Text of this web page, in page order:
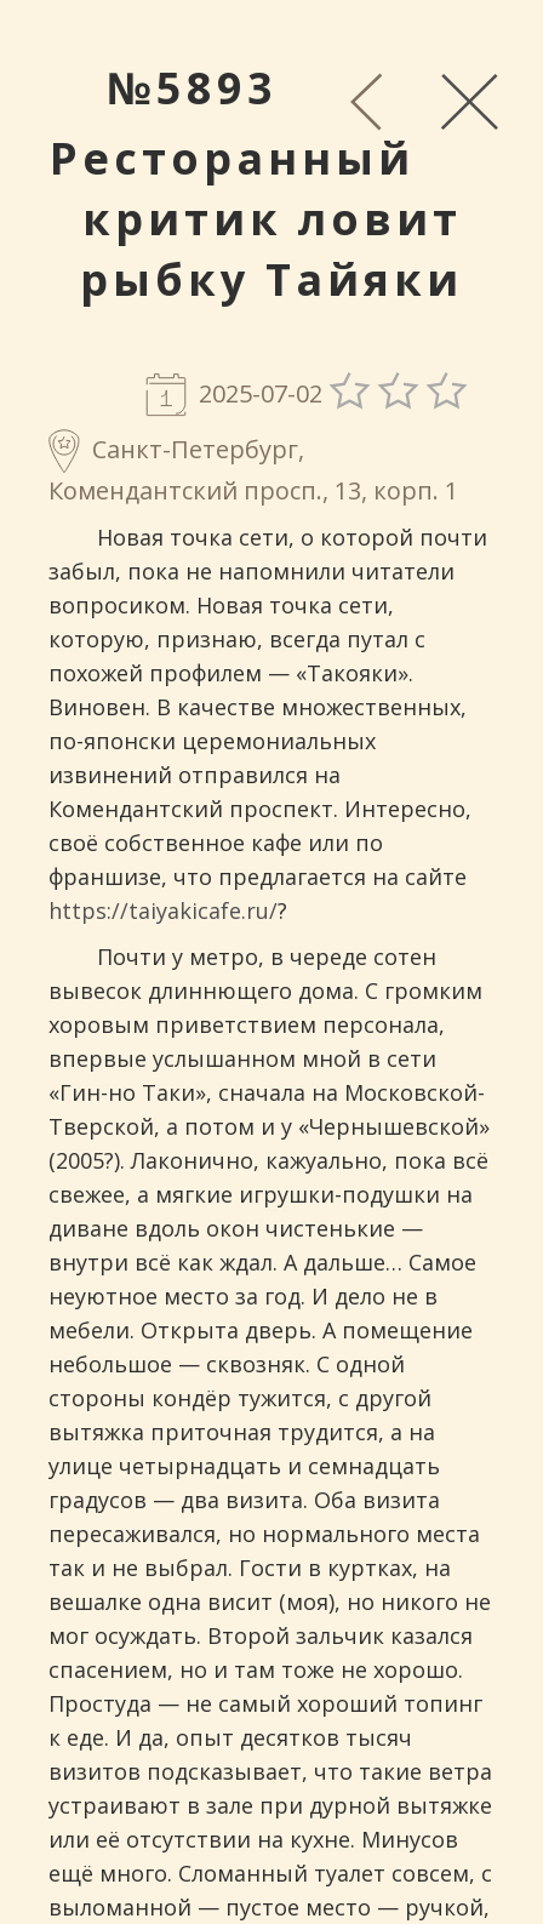
№5893
Ресторанный
критик ловит
рыбку Тайяки
2025-07-02
Санкт-Петербург,
Комендантский просп., 13, корп. 1
Новая точка сети, о которой почти
забыл, пока не напомнили читатели
вопросиком. Новая точка сети,
которую, признаю, всегда путал с
похожей профилем — «Такояки».
Виновен. В качестве множественных,
по-японски церемониальных
извинений отправился на
Комендантский проспект. Интересно,
своё собственное кафе или по
франшизе, что предлагается на сайте
https://taiyakicafe.ru/?
Почти у метро, в череде сотен
вывесок длиннющего дома. С громким
хоровым приветствием персонала,
впервые услышанном мной в сети
«Гин-но Таки», сначала на Московской-
Тверской, а потом и у «Чернышевской»
(2005?). Лаконично, кажуально, пока всё
свежее, а мягкие игрушки-подушки на
диване вдоль окон чистенькие —
внутри всё как ждал. А дальше… Самое
неуютное место за год. И дело не в
мебели. Открыта дверь. А помещение
небольшое — сквозняк. С одной
стороны кондёр тужится, с другой
вытяжка приточная трудится, а на
улице четырнадцать и семнадцать
градусов — два визита. Оба визита
пересаживался, но нормального места
так и не выбрал. Гости в куртках, на
вешалке одна висит (моя), но никого не
мог осуждать. Второй зальчик казался
спасением, но и там тоже не хорошо.
Простуда — не самый хороший топинг
к еде. И да, опыт десятков тысяч
визитов подсказывает, что такие ветра
устраивают в зале при дурной вытяжке
или её отсутствии на кухне. Минусов
ещё много. Сломанный туалет совсем, с
выломанной — пустое место — ручкой,